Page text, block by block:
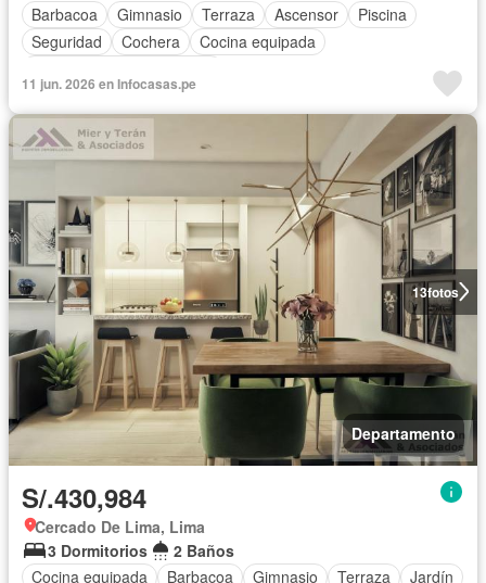
Barbacoa
Gimnasio Terraza Ascensor
Piscina
Seguridad
Cochera
Cocina equipada
11 jun. 2026 en Infocasas.pe
13fotos
Departamento
S/.430,984
Cercado De Lima, Lima
3 Dormitorios
2 Baños
Cocina equipada
Barbacoa Gimnasio Terraza
Jardín